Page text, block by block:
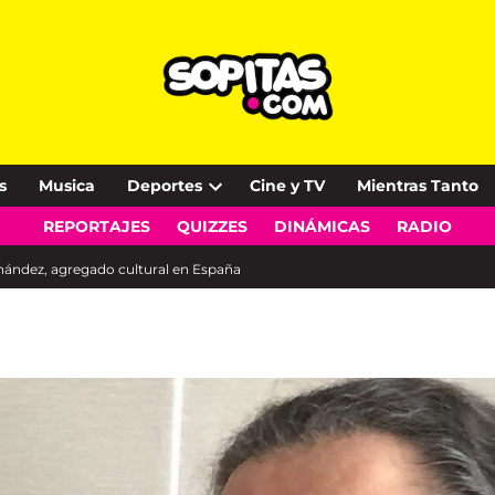
Musica Deportes
Open
dropdown
Cine y TV Mientras Tanto
REPORTAJES QUIZZES DINÁMICAS RADIO
agregado cultural en España